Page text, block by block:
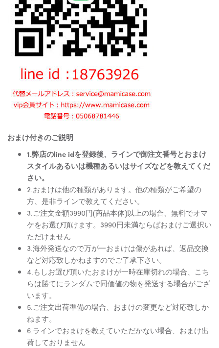
おまけ付きのご説明
1.弊店のline idを登録後、ラインで御注文番号とおまけ
スタイルあるいは機種あるいはサイズなどを教えてくだ
さい。
2.おまけは他の種類があります。他の種類がご希望の
方、是非ラインで教えてください。
3.ご注文金額3990円(商品本体)以上の場合、無料でオマ
ケをお選び頂けます。3990円未満ならばおまけご選択い
ただけません
3.海外発送なので万が一おまけは傷があれば、返品交換
など対応致しかねますのでご了承下さい。
4.もしお選び頂いたおまけが一時在庫切れの場合、こち
らは勝てにランダムで同価値の物を発送する場合がござ
います。
5.ご注文出荷準備の場合、おまけの変更など対応致しか
ねます。
6.ラインでおまけを教えていただかない場合、おまけ出
荷しておりません